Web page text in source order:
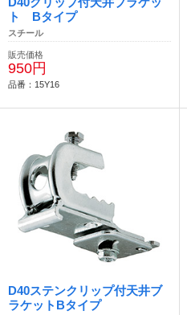
ト Bタイプ
スチール
販売価格
950円
品番：15Y16
D40ステンクリップ付天井ブ
ラケットBタイプ